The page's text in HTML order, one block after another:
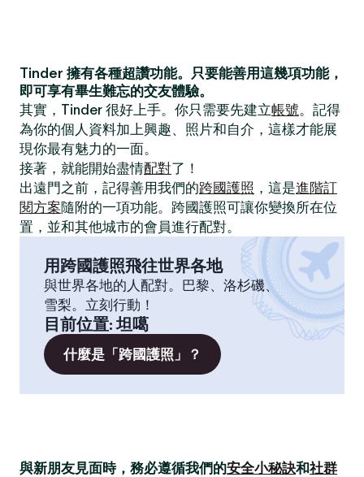
Tinder 擁有各種超讚功能。只要能善用這幾項功能，
即可享有畢生難忘的交友體驗。
其實，Tinder 很好上手。你只需要先建立帳號。記得
為你的個人資料加上興趣、照片和自介，這樣才能展
現你最有魅力的一面。
接著，就能開始盡情配對了！
出遠門之前，記得善用我們的跨國護照 ，這是進階訂
閱方案隨附的一項功能。跨國護照可讓你變換所在位
置，並和其他城市的會員進行配對。
用跨國護照飛往世界各地
與世界各地的人配對。巴黎、洛杉磯、
雪梨。立刻行動！
目前位置:坦噶
什麼是「跨國護照」？
與新朋友見面時，務必遵循我們的安全小秘訣和社群